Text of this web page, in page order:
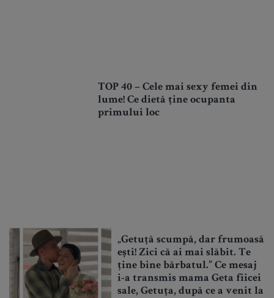
TOP 40 – Cele mai sexy femei din
lume! Ce dietă ține ocupanta
primului loc
„Getuță scumpă, dar frumoasă
ești! Zici că ai mai slăbit. Te
ține bine bărbatul.” Ce mesaj
i-a transmis mama Geta fiicei
sale, Getuța, după ce a venit la